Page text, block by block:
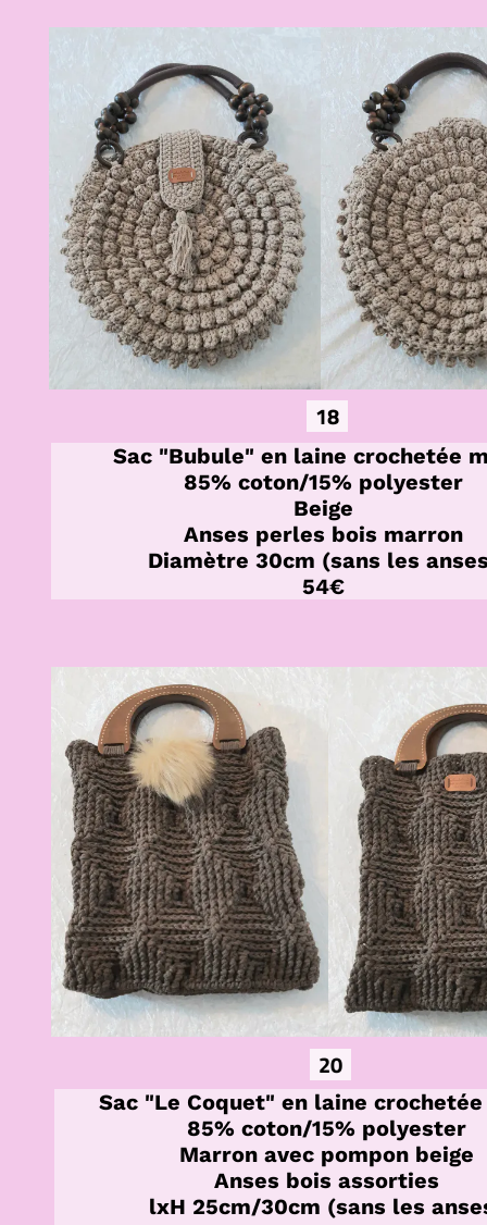
18
Sac "Bubule" en laine crochetée
85% coton/15% polyester
Beige
Anses perles bois marron
Diamètre 30cm (sans les
54€
20
Sac "Le Coquet" en laine
85% coton/15% polyester
Marron avec pompon beige
Anses bois assorties
lxH 25cm/30cm (sans les